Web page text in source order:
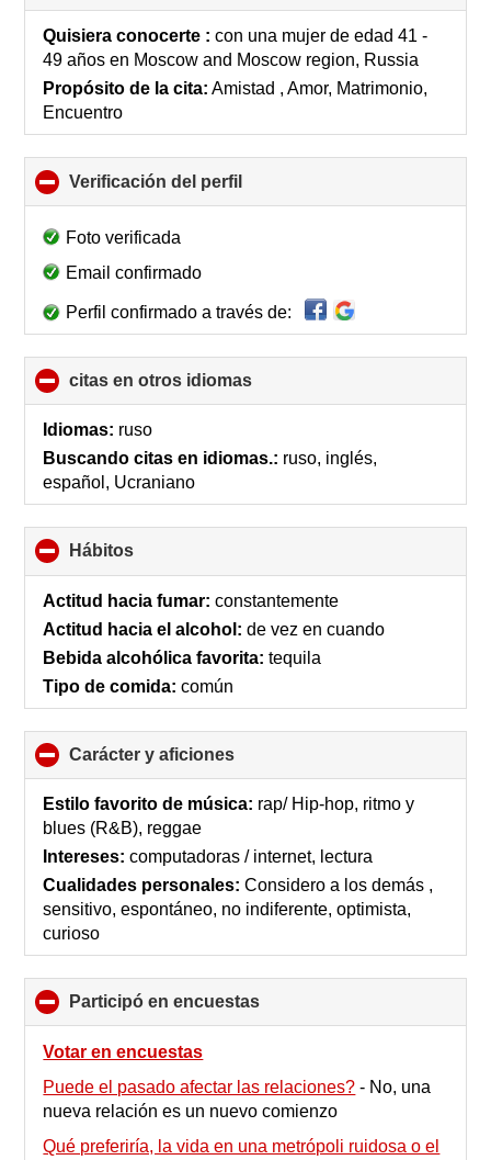
to
collapse
contents
Quisiera conocerte :con una mujer de edad 41 -
49 añosen Moscow and Moscow region, Russia
Propósito de la cita: Amistad , Amor, Matrimonio,
Encuentro
Verificación del perfil
to
Foto verificada
Email confirmado
Perfil confirmado a través de:
citas en otros idiomas
to
Idiomas: ruso
Buscando citas en idiomas.: ruso, inglés,
español, Ucraniano
Hábitos
to
collapse
Actitud hacia fumar: constantemente
Actitud hacia el alcohol: de vez en cuando
Bebida alcohólica favorita: tequila
Tipo de comida: común
Carácter y aficiones
to
collapse
Estilo favorito de música: rap/ Hip-hop, ritmo y
blues (R&B), reggae
Intereses: computadoras / internet, lectura
Cualidades personales: Considero a los demás ,
sensitivo, espontáneo, no indiferente, optimista,
curioso
Participó en encuestas
to
Votar en encuestas
Puede el pasado afectar las relaciones? - No, una
nueva relación es un nuevo comienzo
Qué preferiría, la vida en una metrópoli ruidosa o el